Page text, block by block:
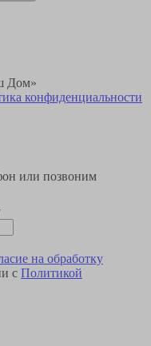
Дом»
конфиденциальности
или позвоним
на обработку
с Политикой